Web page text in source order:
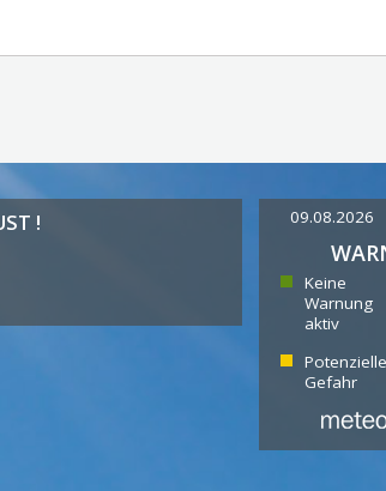
! 09.08.2026
Keine
Warnung
aktiv
Potenzielle
Gefahr